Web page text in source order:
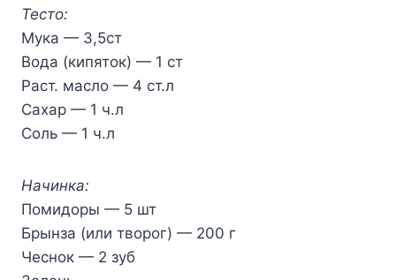
Тесто:
Мука — 3,5ст
Вода (кипяток) — 1 ст
Раст. масло — 4 ст.л
Сахар — 1 ч.л
Соль — 1 ч.л
Начинка:
Помидоры — 5 шт
Брынза (или творог) — 200 г
Чеснок — 2 зуб